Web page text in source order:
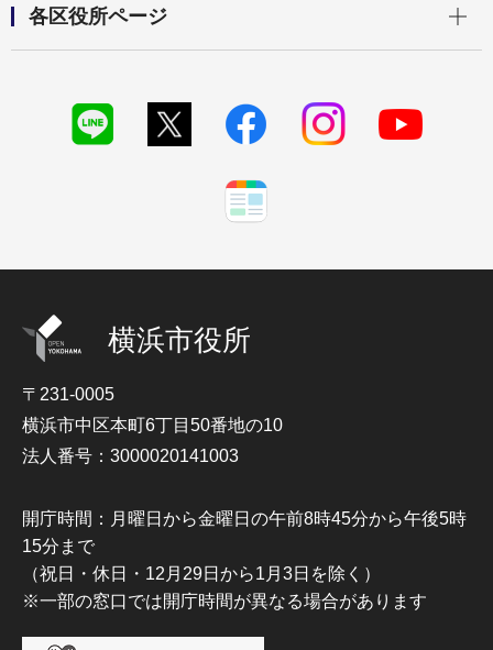
各区役所ページ
横浜市役所
〒231-0005
横浜市中区本町6丁目50番地の10
法人番号：3000020141003
開庁時間：月曜日から金曜日の午前8時45分から午後5時
15分まで
（祝日・休日・12月29日から1月3日を除く）
※一部の窓口では開庁時間が異なる場合があります